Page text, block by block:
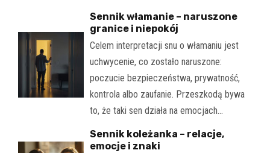
Sennik włamanie – naruszone
granice i niepokój
Celem interpretacji snu o włamaniu jest
uchwycenie, co zostało naruszone:
poczucie bezpieczeństwa, prywatność,
kontrola albo zaufanie. Przeszkodą bywa
to, że taki sen działa na emocjach…
Sennik koleżanka – relacje,
emocje i znaki